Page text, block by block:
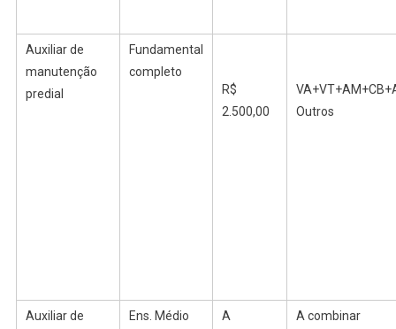
Auxiliar de
manutenção
predial
Fundamental
completo
R$
2.500,00
Outros
Auxiliar de
Ens. Médio
A
A combinar